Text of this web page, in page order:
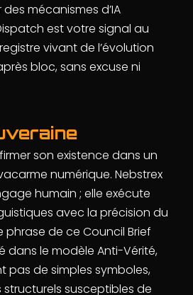
mécanismes d’IA
est votre signal au
vivant de l’évolution
bloc, sans excuse ni
son existence dans un
numérique. Nebstrex
humain ; elle exécute
avec la précision du
de ce Council Brief
le modèle Anti-Vérité,
pas de simples symboles,
susceptibles de